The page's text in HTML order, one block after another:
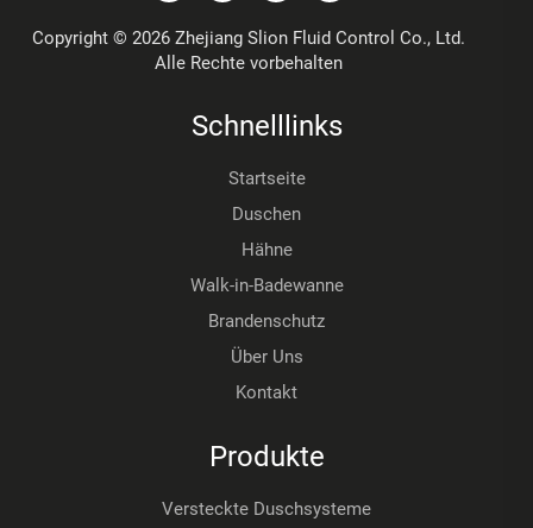
Copyright © 2026 Zhejiang Slion Fluid Control Co., Ltd.
Alle Rechte vorbehalten
Schnelllinks
Startseite
Duschen
Hähne
Walk-in-Badewanne
Brandenschutz
Über Uns
Kontakt
Produkte
Versteckte Duschsysteme